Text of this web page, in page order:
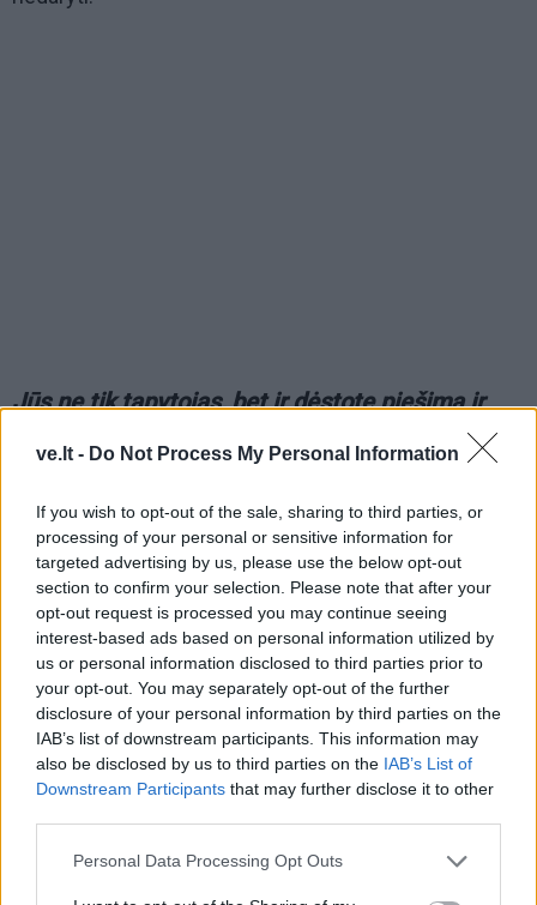
ve.lt - Do Not Process My Personal Information
If you wish to opt-out of the sale, sharing to third parties, or
processing of your personal or sensitive information for
targeted advertising by us, please use the below opt-out
section to confirm your selection. Please note that after your
opt-out request is processed you may continue seeing
interest-based ads based on personal information utilized by
us or personal information disclosed to third parties prior to
your opt-out. You may separately opt-out of the further
disclosure of your personal information by third parties on the
IAB’s list of downstream participants. This information may
also be disclosed by us to third parties on the IAB’s List of
Downstream Participants that may further disclose it to other
Personal Data Processing Opt Outs
Jūs ne tik tapytojas, bet ir dėstote piešimą ir
tapybą Vilniaus dailės akademijos Klaipėdos
fakultete bei dirbate Klaipėdos valstybiniame
muzikiniame teatre. Kaip spėjate suktis?
Dar ir laikau bites - turiu net dvidešimt tris avilius
(juokiasi. - Aut. past.)! Štai, po šeštadienį vykusio
koncerto važiavau į bityną plėsti šeimų.
Darbų yra daug, tereikia teisingai išdėstyti prioritetus.
Apskritai jūsų tapyba - gana įvairi. Abstrakcijos,
grafika, miesto vaizdai, žmonės. Paskutinioji
jūsų paroda "Amarilis", kurioje akis džiugina
gėlių žiedai, dvelkia tikru pavasariu. Kaip
drobėje gimsta temos?